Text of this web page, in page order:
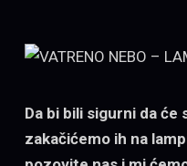
Da bi bili sigurni da
zakačićemo ih na